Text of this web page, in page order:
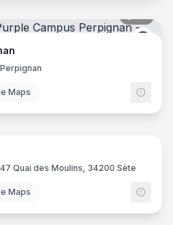
Maps
18
Quai des Moulins, 34200 Sète
Maps